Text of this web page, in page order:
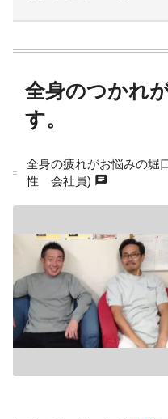
全身のつかれ
す。
全身の疲れがお悩みの堀
性 会社員) chat